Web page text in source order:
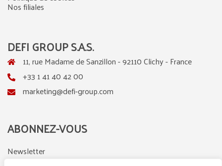
Nos filiales
DEFI GROUP S.A.S.
11, rue Madame de Sanzillon - 92110 Clichy - France
+33 1 41 40 42 00
marketing@defi-group.com
ABONNEZ-VOUS
Newsletter